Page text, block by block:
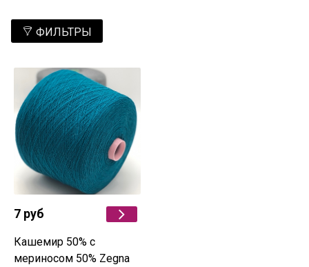
ФИЛЬТРЫ
7 руб
Кашемир 50% с
мериносом 50% Zegna